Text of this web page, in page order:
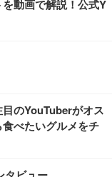
を動画で解説！公式Y
目のYouTuberがオス
べたいグルメをチ